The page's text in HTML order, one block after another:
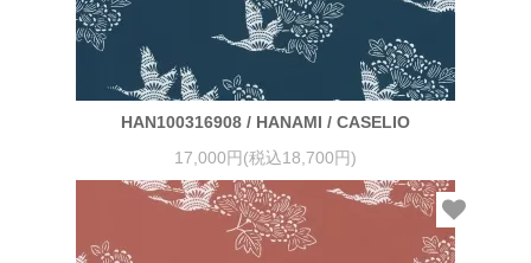
HAN100316908 / HANAMI / CASELIO
17,000円(税込18,700円)